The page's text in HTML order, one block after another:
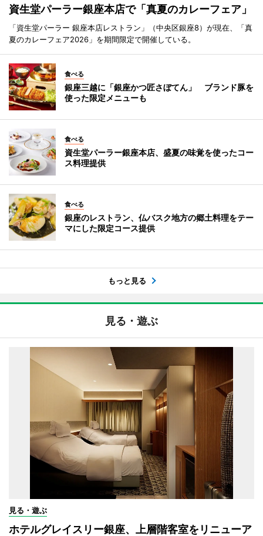
資生堂パーラー銀座本店で「真夏のカレーフェア」
「資生堂パーラー 銀座本店レストラン」（中央区銀座8）が現在、「真
夏のカレーフェア2026」を期間限定で開催している。
食べる
銀座三越に「銀座かつ匠さぼてん」 ブランド豚を
使った限定メニューも
食べる
資生堂パーラー銀座本店、盛夏の味覚を使ったコー
ス料理提供
食べる
銀座のレストラン、仏バスク地方の郷土料理をテー
マにした限定コース提供
もっと見る
見る・遊ぶ
見る・遊ぶ
ホテルグレイスリー銀座、上層階客室をリニューア